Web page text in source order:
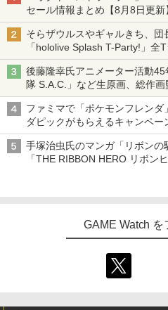
セール情報まとめ【8月8日更新
ニンテンドーeショップでは「
そらザウルスやギャルきち、団
「hololive Splash T-Party!」全
ライン販売開始
後藤隆幸氏アニメーター活動
隊 S.A.C.」など生原画、総作
ファミマで「ポケモンフレン
ダピックがもらえるキャンペー
手塚治虫氏のマンガ「リボン
「THE RIBBON HERO リボン
GAME Watch を